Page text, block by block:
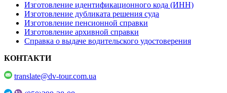
Изготовление идентификационного кода (ИНН)
Изготовление дубликата решения суда
Изготовление пенсионной справки
Изготовление архивной справки
Справка о выдаче водительского удостоверения
КОНТАКТИ
translate@dv-tour.com.ua